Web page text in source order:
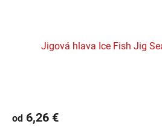
Jigová hlava Ice Fish Jig
od 6,26 €